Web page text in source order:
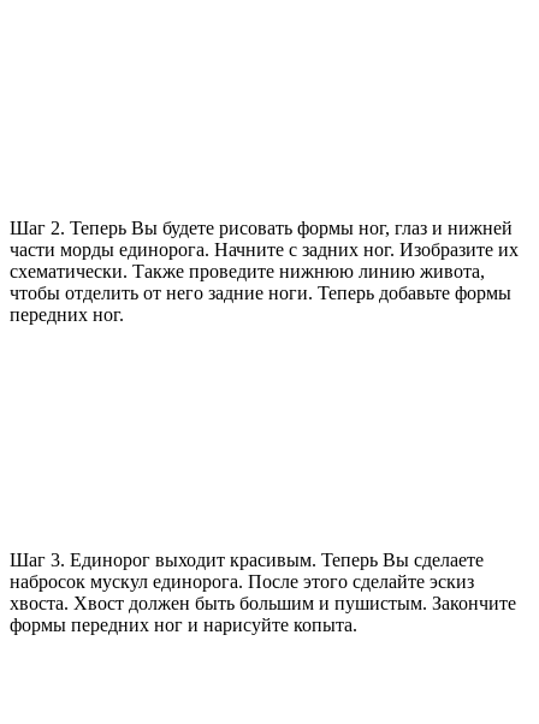
Шаг 2. Теперь Вы будете рисовать формы ног, глаз и нижней
части морды единорога. Начните с задних ног. Изобразите их
схематически. Также проведите нижнюю линию живота,
чтобы отделить от него задние ноги. Теперь добавьте формы
передних ног.
Шаг 3. Единорог выходит красивым. Теперь Вы сделаете
набросок мускул единорога. После этого сделайте эскиз
хвоста. Хвост должен быть большим и пушистым. Закончите
формы передних ног и нарисуйте копыта.